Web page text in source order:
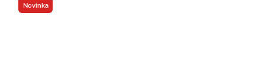
Novinka